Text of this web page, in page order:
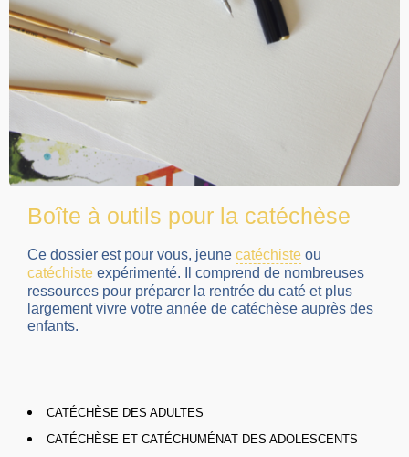
Boîte à outils pour la catéchèse
Ce dossier est pour vous, jeune catéchiste ou
catéchiste expérimenté. Il comprend de nombreuses
ressources pour préparer la rentrée du caté et plus
largement vivre votre année de catéchèse auprès des
enfants.
CATÉCHÈSE DES ADULTES
CATÉCHÈSE ET CATÉCHUMÉNAT DES ADOLESCENTS